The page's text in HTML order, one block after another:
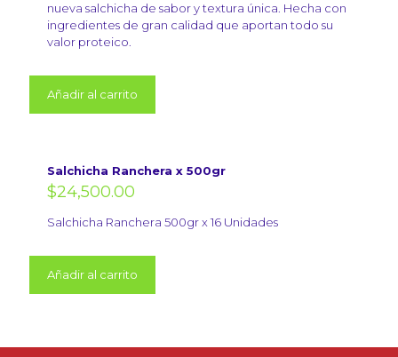
nueva salchicha de sabor y textura única. Hecha con
ingredientes de gran calidad que aportan todo su
valor proteico.
Añadir al carrito
Salchicha Ranchera x 500gr
$24,500.00
Salchicha Ranchera 500gr x 16 Unidades
Añadir al carrito